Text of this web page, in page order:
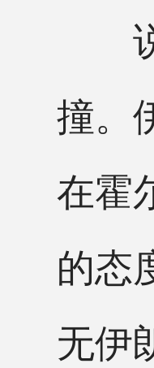
说
撞。
在霍
的态
无伊